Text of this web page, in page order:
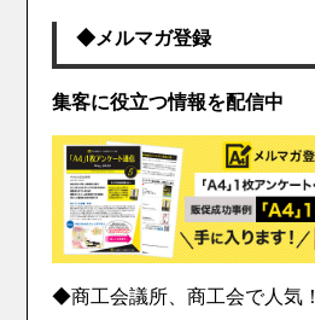
◆メルマガ登録
集客に役立つ情報を配信中
◆商工会議所、商工会で人気！